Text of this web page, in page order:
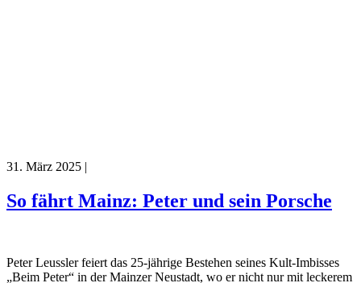
31. März 2025 |
So fährt Mainz: Peter und sein Porsche
Peter Leussler feiert das 25-jährige Bestehen seines Kult-Imbisses
„Beim Peter“ in der Mainzer Neustadt, wo er nicht nur mit leckerem